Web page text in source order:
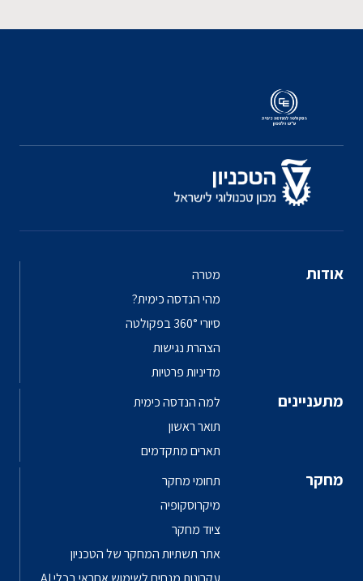
אודות
מטרה
מהי הנדסה כימית?
סיורי 360° בפקולטה
הצהרת נגישות
מדיניות פרטיות
מתעניינים
למה הנדסה כימית
תואר ראשון
תארים מתקדמים
מחקר
תחומי מחקר
מיקרוסקופיה
ציוד מחקר
אתר תשתיות המחקר של הטכניון